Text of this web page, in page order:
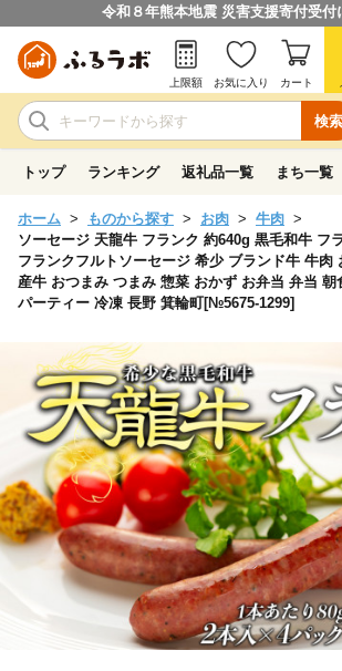
令和８年熊本地震 災害支援寄付受付
検索
上限額 お気に入り カート
トップ ランキング 返礼品一覧 まち一覧
ホーム ものから探す お肉
牛肉
ソーセージ 天龍牛 フランク 約640g 黒毛和牛 フ
フランクフルトソーセージ 希少 ブランド牛 牛肉
産牛 おつまみ つまみ 惣菜 おかず お弁当 弁当
パーティー 冷凍 長野 箕輪町[№5675-1299]